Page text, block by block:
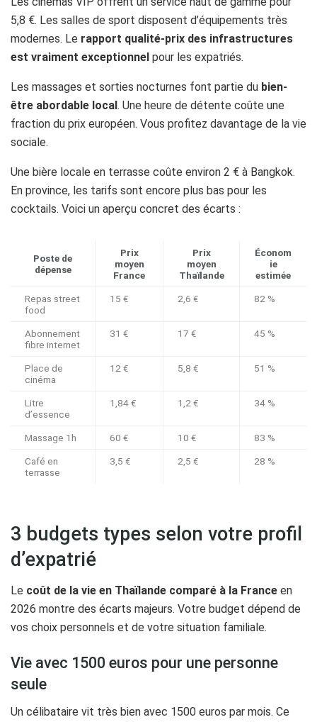
5,8 €. Les salles de sport disposent d’équipements très
modernes. Le rapport qualité-prix des infrastructures
est vraiment exceptionnel pour les expatriés.
Les massages et sorties nocturnes font partie du bien-
être abordable local. Une heure de détente coûte une
fraction du prix européen. Vous profitez davantage de la vie
sociale.
Une bière locale en terrasse coûte environ 2 € à Bangkok.
En province, les tarifs sont encore plus bas pour les
cocktails. Voici un aperçu concret des écarts :
Poste de
dépense
Prix
moyen
France
Prix
moyen
Thaïlande
Économ
ie
estimée
Repas street
food
15 € 2,6 € 82 %
Abonnement
fibre internet
31 € 17 € 45 %
Place de
cinéma
12 € 5,8 € 51 %
Litre
d’essence
1,84 € 1,2 € 34 %
Massage 1h 60 € 10 € 83 %
Café en
terrasse
3,5 € 2,5 € 28 %
3 budgets types selon votre profil
d’expatrié
Le coût de la vie en Thaïlande comparé à la France en
2026 montre des écarts majeurs. Votre budget dépend de
vos choix personnels et de votre situation familiale.
Vie avec 1500 euros pour une personne
seule
Un célibataire vit très bien avec 1500 euros par mois. Ce